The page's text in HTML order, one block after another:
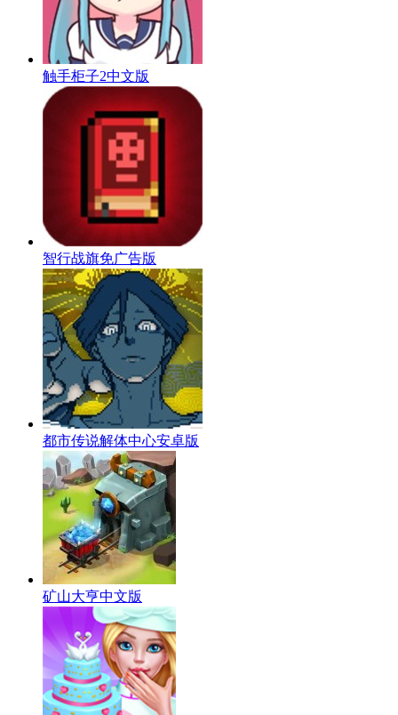
触手柜子2中文版
智行战旗免广告版
都市传说解体中心安卓版
矿山大亨中文版